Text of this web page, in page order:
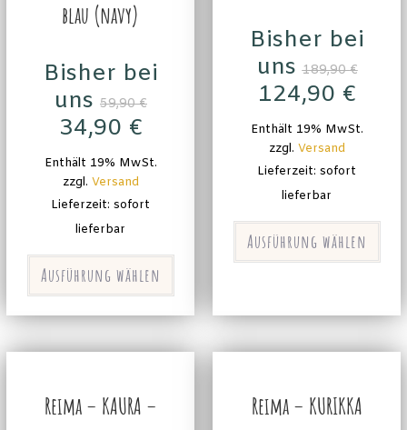
blau (navy)
Bisher bei
uns 59,90€
34,90 €
Enthält 19% MwSt.
zzgl. Versand
Lieferzeit: sofort
lieferbar
Ausführung wählen
Bisher bei
uns 189,90€
124,90 €
Enthält 19% MwSt.
zzgl. Versand
Lieferzeit: sofort
lieferbar
Ausführung wählen
Reima – KAURA –
Reima – KURIKKA